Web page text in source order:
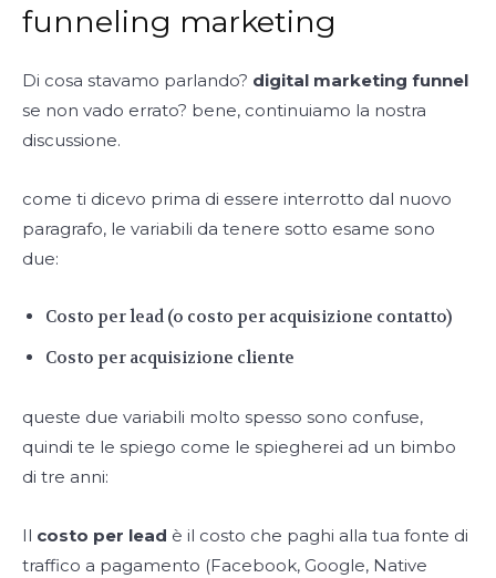
funneling marketing
Di cosa stavamo parlando? digital marketing funnel
se non vado errato? bene, continuiamo la nostra
discussione.
come ti dicevo prima di essere interrotto dal nuovo
paragrafo, le variabili da tenere sotto esame sono
due:
Costo per lead (o costo per acquisizione contatto)
Costo per acquisizione cliente
queste due variabili molto spesso sono confuse,
quindi te le spiego come le spiegherei ad un bimbo
di tre anni:
Il costo per lead è il costo che paghi alla tua fonte di
traffico a pagamento (Facebook, Google, Native